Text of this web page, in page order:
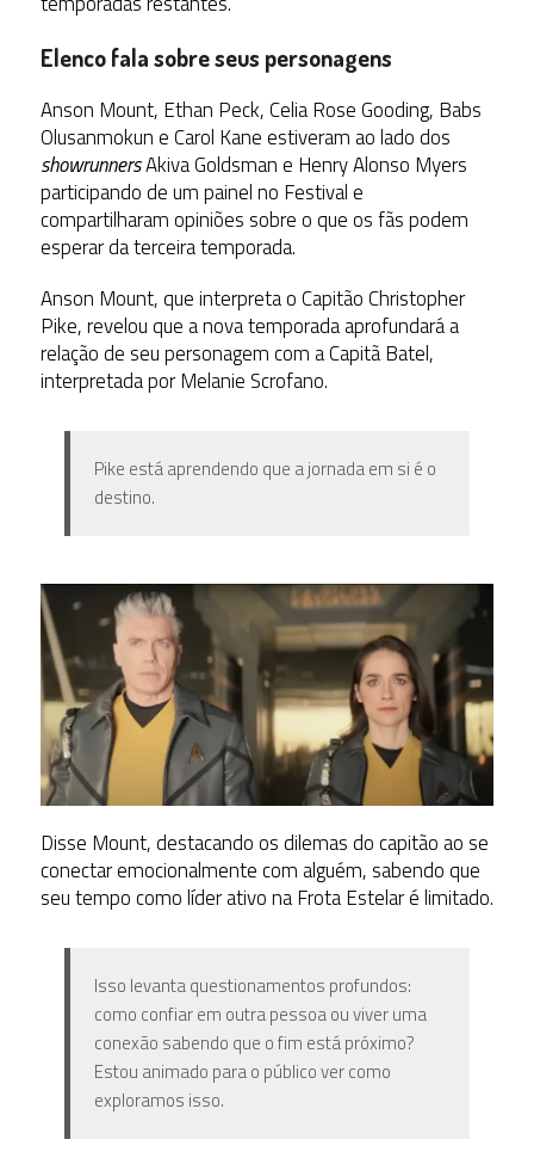
Elenco fala sobre seus personagens
Anson Mount, Ethan Peck, Celia Rose Gooding, Babs
Olusanmokun e Carol Kane estiveram ao lado dos
showrunnersAkiva Goldsman e Henry Alonso Myers
participando de um painel no Festival e
compartilharam opiniões sobre o que os fãs podem
esperar da terceira temporada.
Anson Mount, que interpreta o Capitão Christopher
Pike, revelou que a nova temporada aprofundará a
relação de seu personagem com a Capitã Batel,
interpretada por Melanie Scrofano.
Pike está aprendendo que a jornada em si é o
destino.
Disse Mount, destacando os dilemas do capitão ao se
conectar emocionalmente com alguém, sabendo que
seu tempo como líder ativo na Frota Estelar é limitado.
Isso levanta questionamentos profundos:
como confiar em outra pessoa ou viver uma
conexão sabendo que o fim está próximo?
Estou animado para o público ver como
exploramos isso.